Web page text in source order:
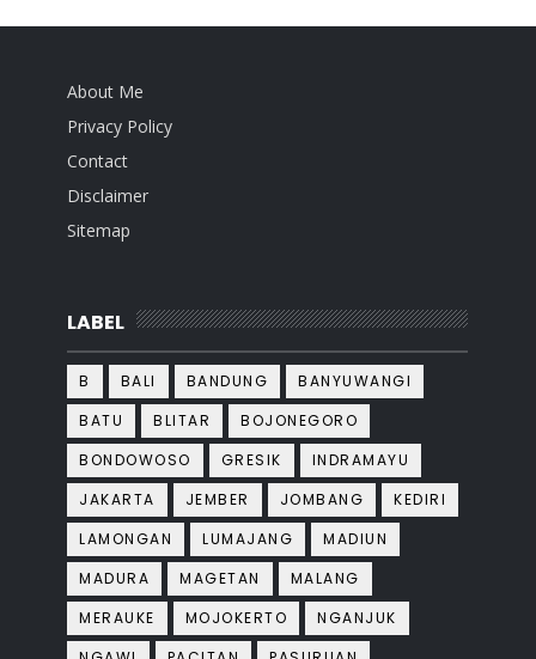
About Me
Privacy Policy
Contact
Disclaimer
Sitemap
LABEL
B BALI BANDUNG
BANYUWANGI
BATU
BLITAR
BOJONEGORO
BONDOWOSO
GRESIK
INDRAMAYU
JAKARTA
JEMBER JOMBANG
KEDIRI
LAMONGAN
LUMAJANG
MADIUN
MADURA
MAGETAN
MALANG
MERAUKE
MOJOKERTO
NGANJUK